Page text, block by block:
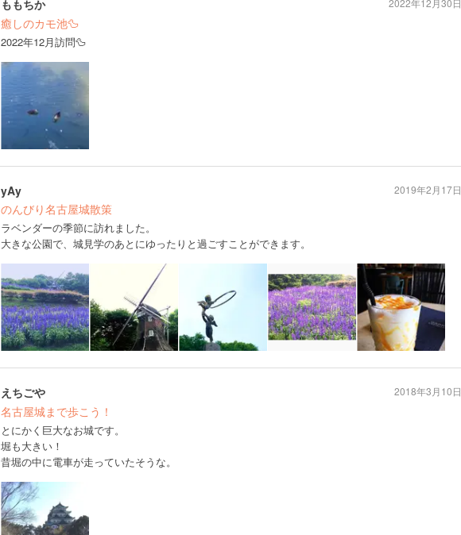
ももちか
癒しのカモ池🦆
2022年12月訪問🦆
2022年12月30日
yAy
のんびり名古屋城散策
ラベンダーの季節に訪れました。
大きな公園で、城見学のあとにゆったりと過ごすことができます。
2019年2月17日
えちごや
名古屋城まで歩こう！
とにかく巨大なお城です。
堀も大きい！
昔堀の中に電車が走っていたそうな。
2018年3月10日